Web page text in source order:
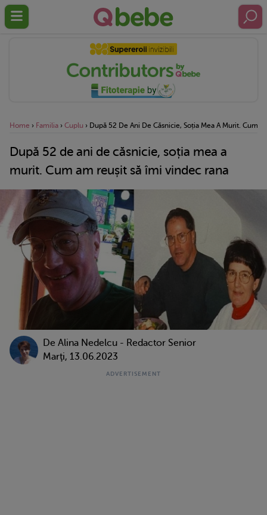
Home › Familia › Cuplu › După 52 De Ani De Căsnicie, Soția Mea A Murit. Cum
După 52 de ani de căsnicie, soția mea a
murit. Cum am reușit să îmi vindec rana
De Alina Nedelcu - Redactor Senior
Marţi, 13.06.2023